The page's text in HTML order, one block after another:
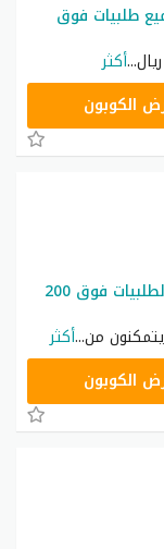
20% على جميع طلبيات فوق
...أكثر
الكوبون
كود شي ان خصم اضافي 15% على جميع الطلبيات فوق 200
من...أكثر
الكوبون